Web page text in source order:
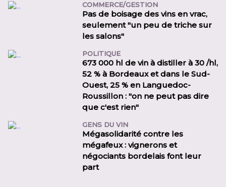
COMMERCE/GESTION
Pas de boisage des vins en vrac,
seulement "un peu de triche sur
les salons"
POLITIQUE
673 000 hl de vin à distiller à 30 /hl,
52 % à Bordeaux et dans le Sud-
Ouest, 25 % en Languedoc-
Roussillon : "on ne peut pas dire
que c'est rien"
GENS DU VIN
Mégasolidarité contre les
mégafeux : vignerons et
négociants bordelais font leur
part